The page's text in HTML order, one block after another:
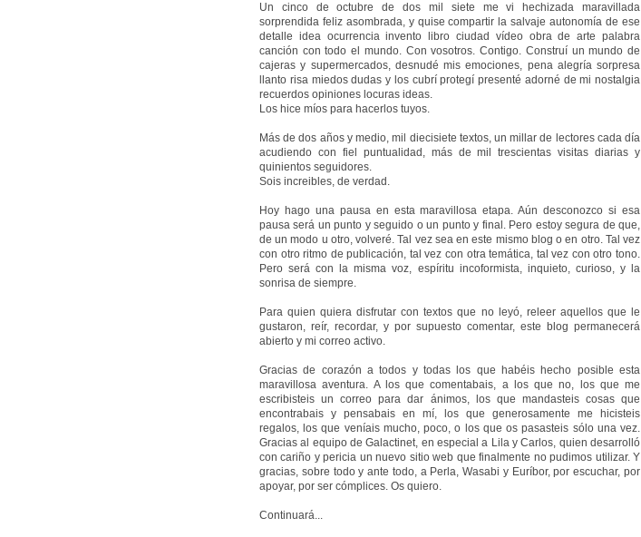
Un cinco de octubre de dos mil siete me vi hechizada maravillada
sorprendida feliz asombrada, y quise compartir la salvaje autonomía de ese
detalle idea ocurrencia invento libro ciudad vídeo obra de arte palabra
canción con todo el mundo. Con vosotros. Contigo. Construí un mundo de
cajeras y supermercados, desnudé mis emociones, pena alegría sorpresa
llanto risa miedos dudas y los cubrí protegí presenté adorné de mi nostalgia
recuerdos opiniones locuras ideas.
Los hice míos para hacerlos tuyos.
Más de dos años y medio, mil diecisiete textos, un millar de lectores cada día
acudiendo con fiel puntualidad, más de mil trescientas visitas diarias y
quinientos seguidores.
Sois increibles, de verdad.
Hoy hago una pausa en esta maravillosa etapa. Aún desconozco si esa
pausa será un punto y seguido o un punto y final. Pero estoy segura de que,
de un modo u otro, volveré. Tal vez sea en este mismo blog o en otro. Tal vez
con otro ritmo de publicación, tal vez con otra temática, tal vez con otro tono.
Pero será con la misma voz, espíritu incoformista, inquieto, curioso, y la
sonrisa de siempre.
Para quien quiera disfrutar con textos que no leyó, releer aquellos que le
gustaron, reír, recordar, y por supuesto comentar, este blog permanecerá
abierto y mi correo activo.
Gracias de corazón a todos y todas los que habéis hecho posible esta
maravillosa aventura. A los que comentabais, a los que no, los que me
escribisteis un correo para dar ánimos, los que mandasteis cosas que
encontrabais y pensabais en mí, los que generosamente me hicisteis
regalos, los que veníais mucho, poco, o los que os pasasteis sólo una vez.
Gracias al equipo de Galactinet, en especial a Lila y Carlos, quien desarrolló
con cariño y pericia un nuevo sitio web que finalmente no pudimos utilizar. Y
gracias, sobre todo y ante todo, a Perla, Wasabi y Euríbor, por escuchar, por
apoyar, por ser cómplices. Os quiero.
Continuará...